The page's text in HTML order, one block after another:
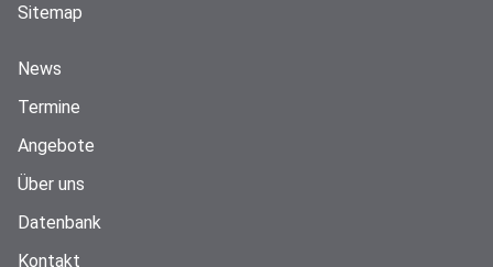
Sitemap
News
Termine
Angebote
Über uns
Datenbank
Kontakt